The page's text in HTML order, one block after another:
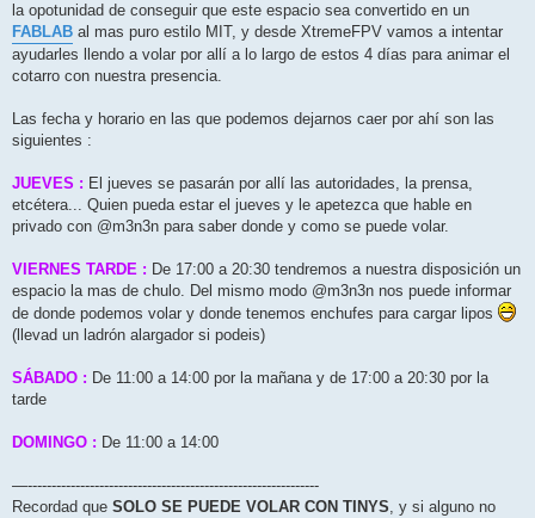
la opotunidad de conseguir que este espacio sea convertido en un
FABLAB al mas puro estilo MIT, y desde XtremeFPV vamos a intentar
ayudarles llendo a volar por allí a lo largo de estos 4 días para animar el
cotarro con nuestra presencia.
Las fecha y horario en las que podemos dejarnos caer por ahí son las
siguientes :
JUEVES : El jueves se pasarán por allí las autoridades, la prensa,
etcétera... Quien pueda estar el jueves y le apetezca que hable en
privado con @m3n3n para saber donde y como se puede volar.
VIERNES TARDE : De 17:00 a 20:30 tendremos a nuestra disposición un
espacio la mas de chulo. Del mismo modo @m3n3n nos puede informar
de donde podemos volar y donde tenemos enchufes para cargar lipos
(llevad un ladrón alargador si podeis)
SÁBADO : De 11:00 a 14:00 por la mañana y de 17:00 a 20:30 por la
tarde
DOMINGO : De 11:00 a 14:00
—-------------------------------------------------------------
Recordad que SOLO SE PUEDE VOLAR CON TINYS, y si alguno no